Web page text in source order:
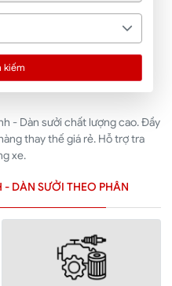
kiếm
- Dàn sưởi chất lượng cao. Đầy
thay thế giá rẻ. Hỗ trợ tra
xe.
- DÀN SƯỞI THEO PHÂN